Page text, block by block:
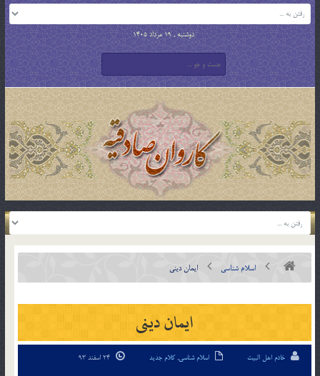
دوشنبه , 19 مرداد 1405
اسلام شناسی ایمان دینی
ایمان دینی
خادم اهل البیت اسلام شناسی,کلام جدید